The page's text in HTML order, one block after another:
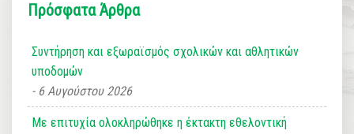
Πρόσφατα Άρθρα
Συντήρηση και εξωραϊσμός σχολικών και αθλητικών
υποδομών
6 Αυγούστου 2026
Με επιτυχία ολοκληρώθηκε η έκτακτη εθελοντική